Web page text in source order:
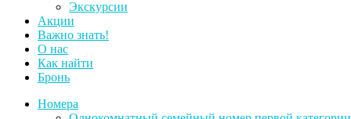
Экскурсии
Акции
Важно знать!
О нас
Как найти
Бронь
Номера